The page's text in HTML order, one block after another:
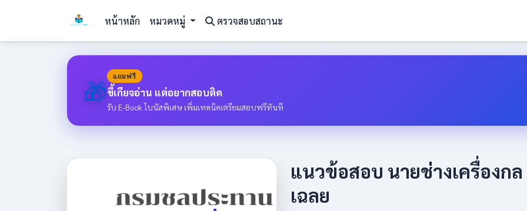
หน้าหลัก หมวดหมู่ ตรวจสอบสถานะ
🎁 แถมฟรี
ขี้เกียจอ่าน แต่อยากสอบติด
รับ E-Book โบนัสพิเศษ เพิ่มเทคนิคเตรียมสอบฟรีทันที
แนวข้อสอบ นายช่างเครื่องก
เฉลย